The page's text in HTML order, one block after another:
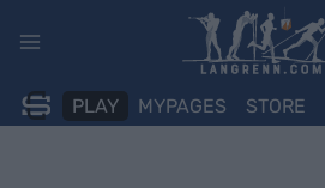
PLAY MYPAGES STORE